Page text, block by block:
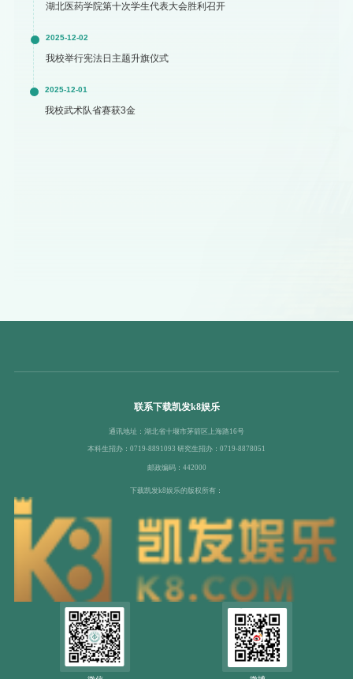
湖北医药学院第十次学生代表大会胜利召开
2025-12-02
我校举行宪法日主题升旗仪式
2025-12-01
我校武术队省赛获3金
联系下载凯发k8娱乐
通讯地址：湖北省十堰市茅箭区上海路16号
本科生招办：0719-8891093 研究生招办：0719-8878051
邮政编码：442000
下载凯发k8娱乐的版权所有：